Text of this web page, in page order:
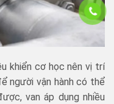
khiển cơ học nên vị trí
người vận hành có thể
van áp dụng nhiều